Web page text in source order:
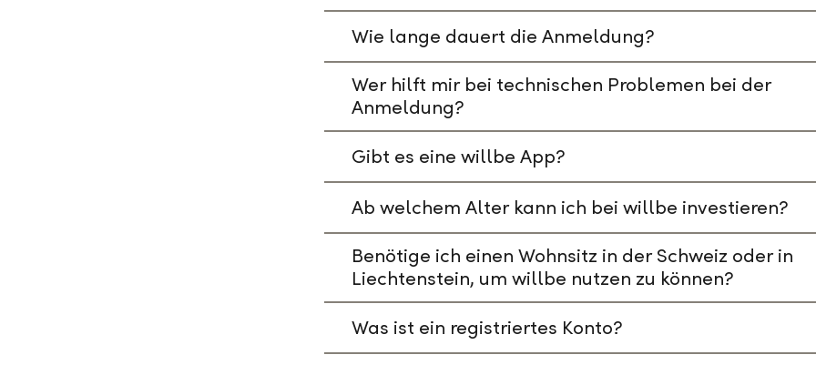
Wie lange dauert die Anmeldung?
Wer hilft mir bei technischen Problemen bei der
Anmeldung?
Gibt es eine willbe App?
Ab welchem Alter kann ich bei willbe investieren?
Benötige ich einen Wohnsitz in der Schweiz oder in
Liechtenstein, um willbe nutzen zu können?
Was ist ein registriertes Konto?